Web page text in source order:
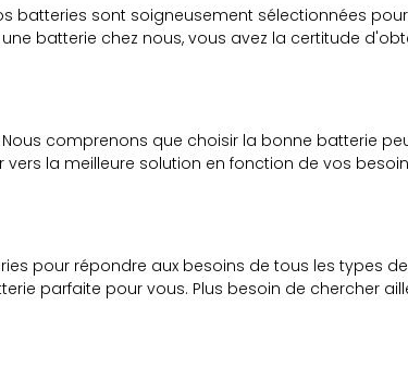
batteries sont soigneusement sélectionnées
batterie chez nous, vous avez la certitude
comprenons que choisir la bonne batterie
la meilleure solution en fonction de vos
pour répondre aux besoins de tous les types de
parfaite pour vous. Plus besoin de chercher